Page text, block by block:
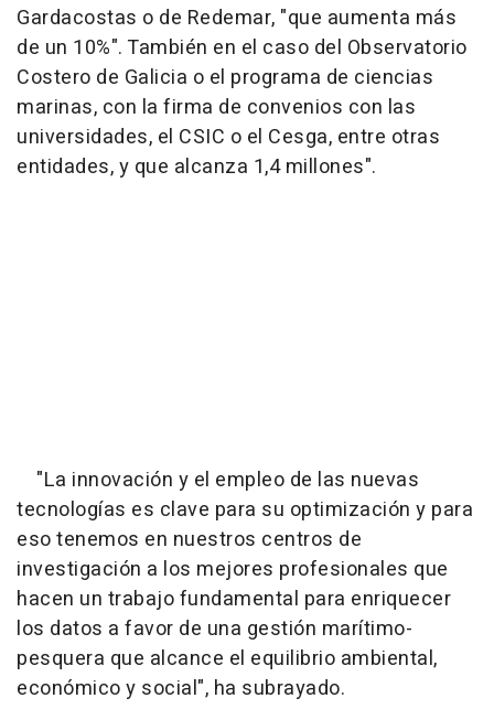
Gardacostas o de Redemar, "que aumenta más
de un 10%". También en el caso del Observatorio
Costero de Galicia o el programa de ciencias
marinas, con la firma de convenios con las
universidades, el CSIC o el Cesga, entre otras
entidades, y que alcanza 1,4 millones".
"La innovación y el empleo de las nuevas
tecnologías es clave para su optimización y para
eso tenemos en nuestros centros de
investigación a los mejores profesionales que
hacen un trabajo fundamental para enriquecer
los datos a favor de una gestión marítimo-
pesquera que alcance el equilibrio ambiental,
económico y social", ha subrayado.